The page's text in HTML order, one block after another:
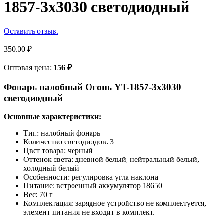
1857-3х3030 светодиодный
Оставить отзыв.
350.00 ₽
Оптовая цена: 156 ₽
Фонарь налобный Огонь YT-1857-3х3030
светодиодный
Основные характеристики:
Тип: налобный фонарь
Количество светодиодов: 3
Цвет товара: черный
Оттенок света: дневной белый, нейтральный белый,
холодный белый
Особенности: регулировка угла наклона
Питание: встроенный аккумулятор 18650
Вес: 70 г
Комплектация: зарядное устройство не комплектуется,
элемент питания не входит в комплект.